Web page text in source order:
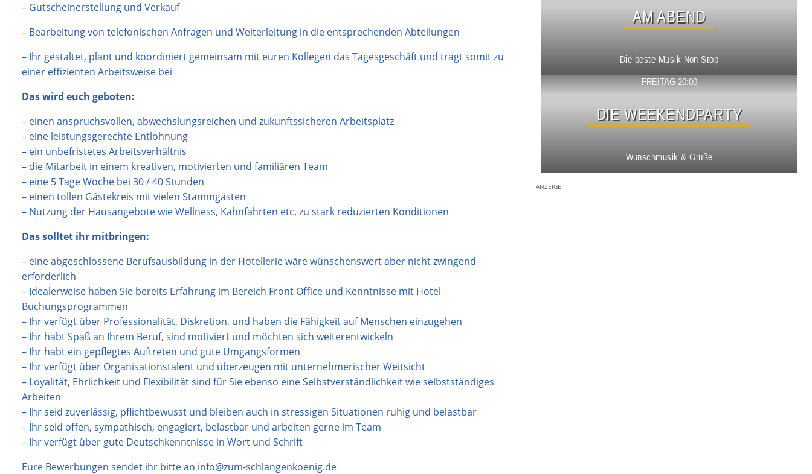
– Gutscheinerstellung und Verkauf
– Bearbeitung von telefonischen Anfragen und Weiterleitung in die entsprechenden Abteilungen
– Ihr gestaltet, plant und koordiniert gemeinsam mit euren Kollegen das Tagesgeschäft und tragt somit zu
einer effizienten Arbeitsweise bei
Das wird euch geboten:
– einen anspruchsvollen, abwechslungsreichen und zukunftssicheren Arbeitsplatz
– eine leistungsgerechte Entlohnung
– ein unbefristetes Arbeitsverhältnis
– die Mitarbeit in einem kreativen, motivierten und familiären Team
– eine 5 Tage Woche bei 30 / 40 Stunden
– einen tollen Gästekreis mit vielen Stammgästen
– Nutzung der Hausangebote wie Wellness, Kahnfahrten etc. zu stark reduzierten Konditionen
Das solltet ihr mitbringen:
– eine abgeschlossene Berufsausbildung in der Hotellerie wäre wünschenswert aber nicht zwingend
erforderlich
– Idealerweise haben Sie bereits Erfahrung im Bereich Front Office und Kenntnisse mit Hotel-
Buchungsprogrammen
– Ihr verfügt über Professionalität, Diskretion, und haben die Fähigkeit auf Menschen einzugehen
– Ihr habt Spaß an Ihrem Beruf, sind motiviert und möchten sich weiterentwickeln
– Ihr habt ein gepflegtes Auftreten und gute Umgangsformen
– Ihr verfügt über Organisationstalent und überzeugen mit unternehmerischer Weitsicht
– Loyalität, Ehrlichkeit und Flexibilität sind für Sie ebenso eine Selbstverständlichkeit wie selbstständiges
Arbeiten
– Ihr seid zuverlässig, pflichtbewusst und bleiben auch in stressigen Situationen ruhig und belastbar
– Ihr seid offen, sympathisch, engagiert, belastbar und arbeiten gerne im Team
– Ihr verfügt über gute Deutschkenntnisse in Wort und Schrift
Eure Bewerbungen sendet ihr bitte an info@zum-schlangenkoenig.de
AM ABEND
Die beste Musik Non-Stop
FREITAG 20:00
DIE WEEKENDPARTY
Wunschmusik & Grüße
Show ansehen